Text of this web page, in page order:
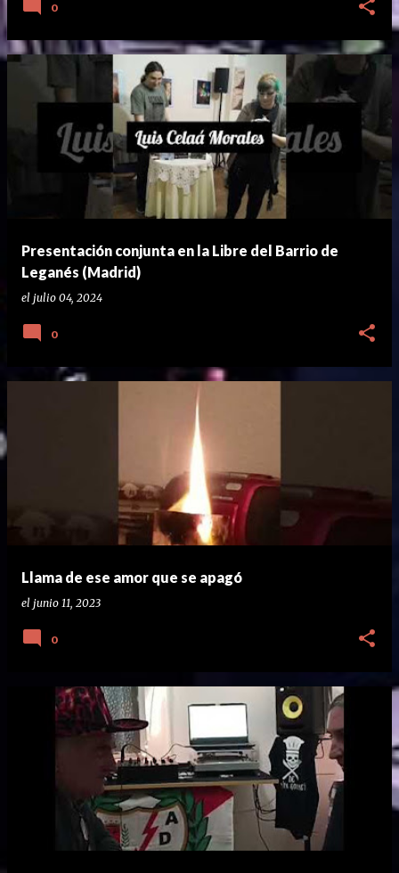
0
Presentación conjunta en la Libre del Barrio de
Leganés (Madrid)
el julio 04, 2024
0
Llama de ese amor que se apagó
el junio 11, 2023
0